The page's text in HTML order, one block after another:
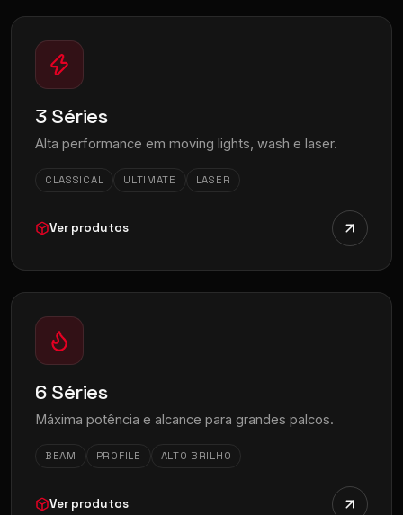
3 Séries
Alta performance em moving lights, wash e laser.
CLASSICAL ULTIMATE LASER
Ver produtos
6 Séries
Máxima potência e alcance para grandes palcos.
BEAM PROFILE ALTO BRILHO
Ver produtos